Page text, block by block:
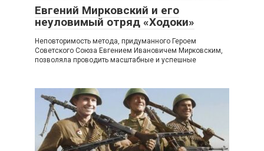
Евгений Мирковский и его
неуловимый отряд «Ходоки»
Неповторимость метода, придуманного Героем
Советского Союза Евгением Ивановичем Мирковским,
позволяла проводить масштабные и успешные